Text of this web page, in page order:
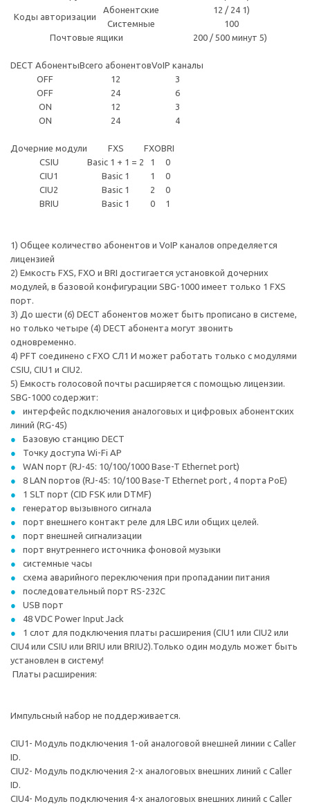
Коды авторизации
Абонентские
12 / 24 1)
Системные
100
Почтовые ящики
200 / 500 минут 5)
DECT АбонентыВсего абонентовVoIP каналы
OFF
12
3
OFF
24
6
ON
12
3
ON
24 4
Дочерние модули FXS FXOBRI
CSIU
Basic 1 + 1 = 2 1
0
CIU1
Basic 1 1
0
CIU2
Basic 1 2
0
BRIU
Basic 1 0 1
1) Общее количество абонентов и VoIP каналов определяется
лицензией
2) Емкость FXS, FXO и BRI достигается установкой дочерних
модулей, в базовой конфигурации SBG-1000 имеет только 1 FXS
порт.
3) До шести (6) DECT абонентов может быть прописано в системе,
но только четыре (4) DECT абонента могут звонить
одновременно.
4) PFT соединено с FXO СЛ1 И может работать только с модулями
CSIU, CIU1 и CIU2.
5) Емкость голосовой почты расширяется с помощью лицензии.
SBG-1000 содержит:
интерфейс подключения аналоговых и цифровых абонентских
линий (RG-45)
Базовую станцию DECT
Точку доступа Wi-Fi AP
WAN порт (RJ-45: 10/100/1000 Base-T Ethernet port)
8 LAN портов (RJ-45: 10/100 Base-T Ethernet port , 4 порта PoE)
1 SLT порт (CID FSK или DTMF)
генератор вызывного сигнала
порт внешнего контакт реле для LBC или общих целей.
порт внешней сигнализации
порт внутреннего источника фоновой музыки
системные часы
схема аварийного переключения при пропадании питания
последовательный порт RS-232C
USB порт
48 VDC Power Input Jack
1 слот для подключения платы расширения (CIU1 или CIU2 или
CIU4 или CSIU или BRIU или BRIU2).Только один модуль может быть
установлен в систему!
Платы расширения:
Импульсный набор не поддерживается.
CIU1- Модуль подключения 1-ой аналоговой внешней линии с Caller
ID.
CIU2- Модуль подключения 2-х аналоговых внешних линий с Caller
ID.
CIU4- Модуль подключения 4-х аналоговых внешних линий с Caller